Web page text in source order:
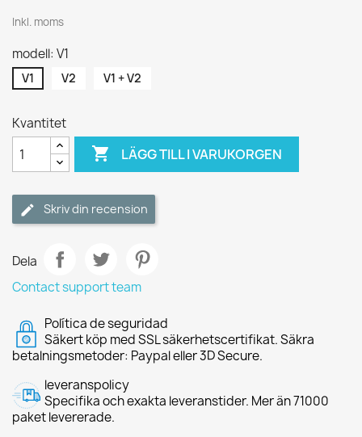
Inkl. moms
modell: V1
V1 V2 V1 + V2
Kvantitet
 LÄGG TILL I VARUKORGEN
Skriv din recension
Dela
Contact support team
Política de seguridad
Säkert köp med SSL säkerhetscertifikat. Säkra
betalningsmetoder: Paypal eller 3D Secure.
leveranspolicy
Specifika och exakta leveranstider. Mer än 71000
paket levererade.